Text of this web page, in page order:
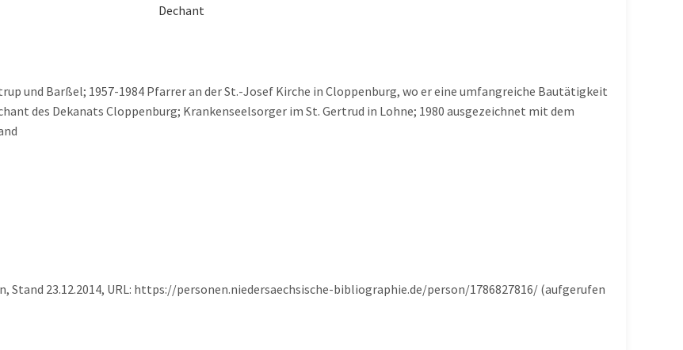
Dechant
und Barßel; 1957-1984 Pfarrer an der St.-Josef Kirche in Cloppenburg, wo er eine umfangreiche Bautätigkeit
des Dekanats Cloppenburg; Krankenseelsorger im St. Gertrud in Lohne; 1980 ausgezeichnet mit dem
Stand 23.12.2014, URL: https://personen.niedersaechsische-bibliographie.de/person/1786827816/ (aufgerufen